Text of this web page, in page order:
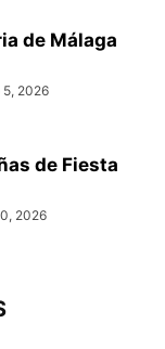
de Málaga
5, 2026
de Fiesta
2026